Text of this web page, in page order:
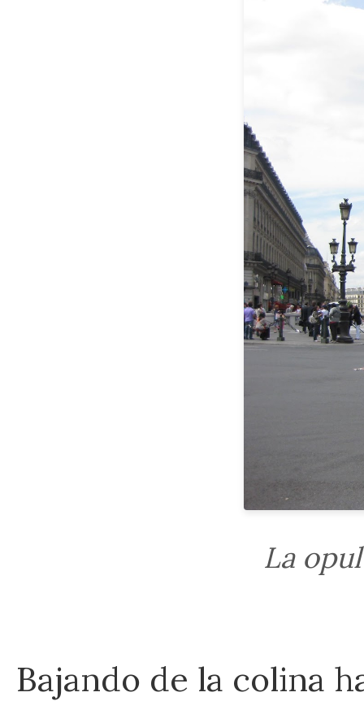
La
Bajando de la colina